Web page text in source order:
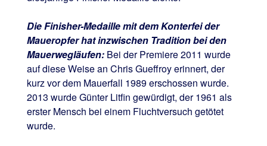
Die Finisher-Medaille mit dem Konterfei der
Maueropfer hat inzwischen Tradition bei den
Mauerwegläufen:Bei der Premiere 2011 wurde
auf diese Weise an Chris Gueffroy erinnert, der
kurz vor dem Mauerfall 1989 erschossen wurde.
2013 wurde Günter Litfin gewürdigt, der 1961 als
erster Mensch bei einem Fluchtversuch getötet
wurde.